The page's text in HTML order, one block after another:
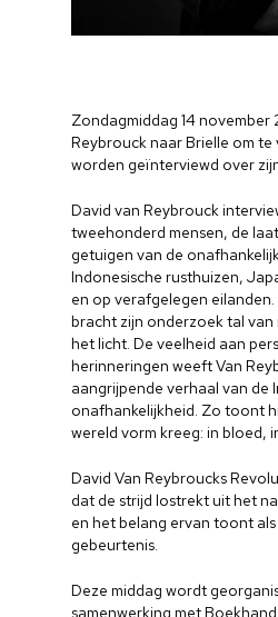
Zondagmiddag 14 november
Reybrouck naar Brielle om te
worden geïnterviewd over
David van Reybrouck
tweehonderd mensen, de
getuigen van de
Indonesische rusthuizen,
en op verafgelegen
bracht zijn onderzoek tal van
het licht. De veelheid aan
herinneringen weeft Van
aangrijpende verhaal van de
onafhankelijkheid. Zo toont
wereld vorm kreeg: in bloed,
David Van Reybroucks
dat de strijd lostrekt uit het
en het belang ervan toont
gebeurtenis.
Deze middag wordt
samenwerking met